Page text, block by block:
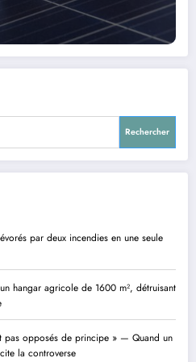
Rechercher
par deux incendies en une seule
hangar agricole de 1600 m², détruisant
pas opposés de principe » — Quand un
la controverse